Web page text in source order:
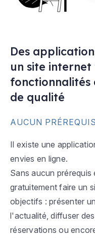
Des
un site
fonctionnalités
de qualité
AUCUN
Il existe une
envies en ligne.
Sans aucun
gratuitement faire un
objectifs : présenter
l'actualité, diffuser
réservations ou